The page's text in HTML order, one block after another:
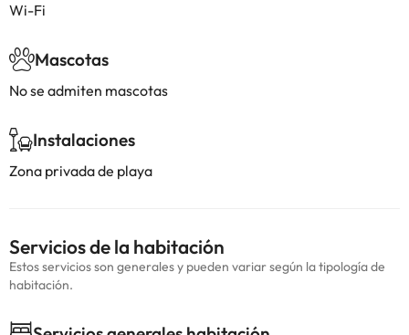
Wi-Fi
Mascotas
No se admiten mascotas
Instalaciones
Zona privada de playa
Servicios de la habitación
Estos servicios son generales y pueden variar según la tipología de
habitación.